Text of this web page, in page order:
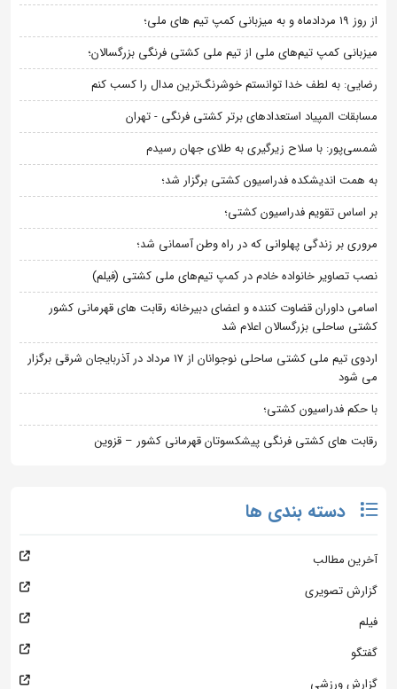
از روز 19 مردادماه و به میزبانی کمپ تیم های ملی؛
میزبانی کمپ تیم‌های ملی از تیم ملی کشتی فرنگی بزرگسالان؛
رضایی: به لطف خدا توانستم خوشرنگ‌ترین مدال را کسب کنم
مسابقات المپیاد استعدادهای برتر کشتی فرنگی - تهران
شمسی‌پور: با سلاح زیرگیری به طلای جهان رسیدم
به همت اندیشکده فدراسیون کشتی برگزار شد؛
بر اساس تقویم فدراسیون کشتی؛
مروری بر زندگی پهلوانی که در راه وطن آسمانی شد؛
نصب تصاویر خانواده خادم در کمپ تیم‌های ملی کشتی (فیلم)
اسامی داوران قضاوت کننده و اعضای دبیرخانه رقابت های قهرمانی کشور
کشتی ساحلی بزرگسالان اعلام شد
اردوی تیم ملی کشتی ساحلی نوجوانان از 17 مرداد در آذربایجان شرقی برگزار
می شود
با حکم فدراسیون کشتی؛
رقابت های کشتی فرنگی پیشکسوتان قهرمانی کشور – قزوین
دسته بندی ها
آخرین مطالب
گزارش تصویری
فیلم
گفتگو
گزارش ورزشی